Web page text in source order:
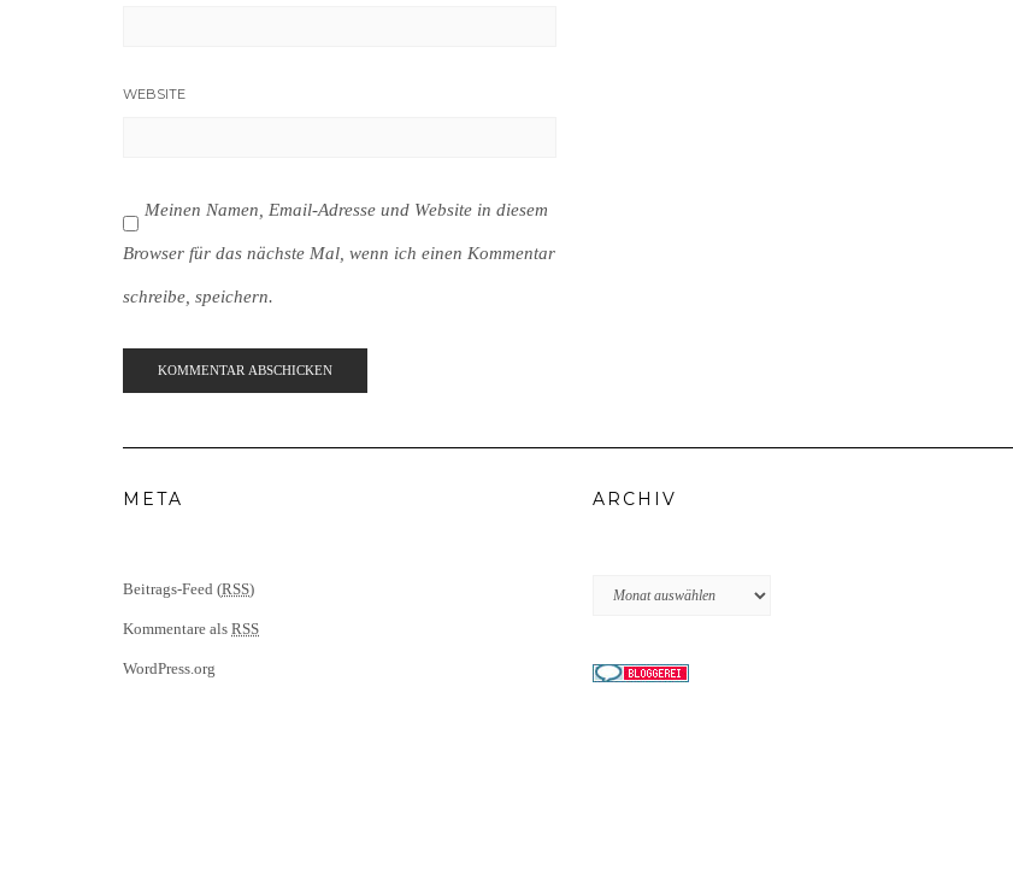
WEBSITE
Meinen Namen, Email-Adresse und Website in diesem
Browser für das nächste Mal, wenn ich einen Kommentar
schreibe, speichern.
META
Beitrags-Feed (RSS)
Kommentare als RSS
WordPress.org
ARCHIV
Archiv